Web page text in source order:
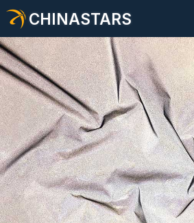
CHINASTARS
Yansıtıcı Malzeme / Bant
Moda Yansıtıcı Kumaş
Güvenlik Kıyafetleri
Karanlıkta Parlayan Malzeme